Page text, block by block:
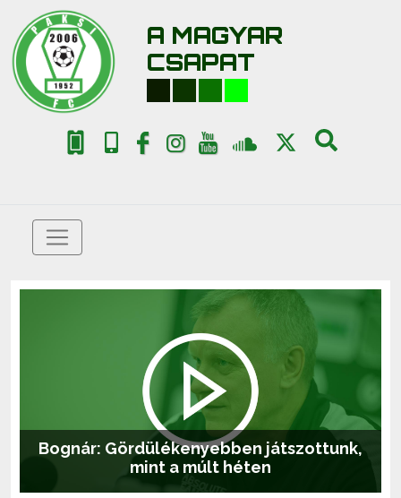
A MAGYAR
CSAPAT
Bognár: Gördülékenyebben játszottunk,
mint a múlt héten